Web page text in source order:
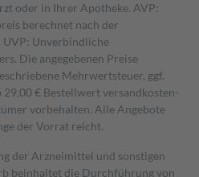
oder in Ihrer Apotheke. AVP:
berechnet nach der
Unverbindliche
Die angegebenen Preise
Mehrwertsteuer, ggf.
29,00 € Bestell­wert versand­kosten­
vorbehalten. Alle Angebote
der Vorrat reicht.
der Arzneimittel und sonstigen
beinhaltet die Durchführung von